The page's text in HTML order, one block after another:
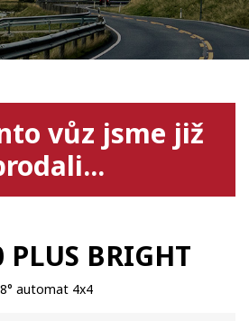
vůz jsme již
BRIGHT
8° automat 4x4